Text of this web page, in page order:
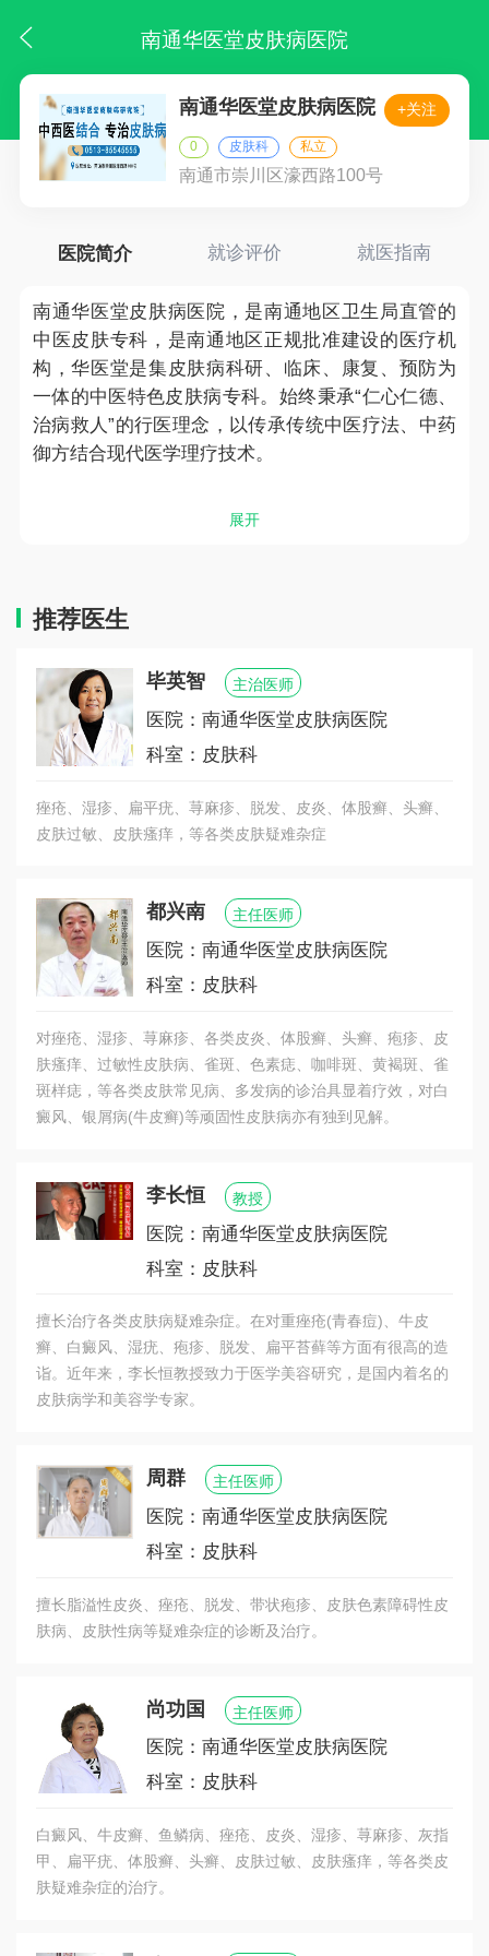
南通华医堂皮肤病医院
南通华医堂皮肤病医院 +关注
0 皮肤科 私立
南通市崇川区濠西路100号
医院简介 就诊评价 就医指南
南通华医堂皮肤病医院，是南通地区卫生局直管的
中医皮肤专科，是南通地区正规批准建设的医疗机
构，华医堂是集皮肤病科研、临床、康复、预防为
一体的中医特色皮肤病专科。始终秉承“仁心仁德、
治病救人”的行医理念，以传承传统中医疗法、中药
御方结合现代医学理疗技术。
近年来，南通医堂皮肤病专科承担着本市一定的皮
汇聚了一批专业皮肤科专家，具备常见性、疑难性
判断一家专科是否有真实力，是否可靠，要看这家
专科是否获得百姓信赖，在医学领域内所处的地
位、所拥有的名声。南通华医堂皮肤病医院至今为
探索，不断确立新的研究方向与临床课题，不断完
院致力于皮肤病诊疗领域，希望能够不断突破、造
福更多皮肤病患者南通华医堂皮肤病医院高度注重
科研创新学术建设，一直研究中西医辩证治疗、内
外兼治的治疗模式。利用传统中医经典汉方，集内
西医激光医学、生物共振、生物检测、分子医学等
先进科技手段，根据不同皮肤疾病发病机理，研发
出数十种疗效突出的特色中西结合疗法，深受广大
展开
推荐医生
毕英智 主治医师
医院：南通华医堂皮肤病医院
科室：皮肤科
痤疮、湿疹、扁平疣、荨麻疹、脱发、皮炎、体股癣、头癣、
皮肤过敏、皮肤瘙痒，等各类皮肤疑难杂症
都兴南 主任医师
医院：南通华医堂皮肤病医院
科室：皮肤科
对痤疮、湿疹、荨麻疹、各类皮炎、体股癣、头癣、疱疹、皮
肤瘙痒、过敏性皮肤病、雀斑、色素痣、咖啡斑、黄褐斑、雀
斑样痣，等各类皮肤常见病、多发病的诊治具显着疗效，对白
癜风、银屑病(牛皮癣)等顽固性皮肤病亦有独到见解。
李长恒 教授
医院：南通华医堂皮肤病医院
科室：皮肤科
擅长治疗各类皮肤病疑难杂症。在对重痤疮(青春痘)、牛皮
癣、白癜风、湿疣、疱疹、脱发、扁平苔藓等方面有很高的造
诣。近年来，李长恒教授致力于医学美容研究，是国内着名的
皮肤病学和美容学专家。
周群 主任医师
医院：南通华医堂皮肤病医院
科室：皮肤科
擅长脂溢性皮炎、痤疮、脱发、带状疱疹、皮肤色素障碍性皮
肤病、皮肤性病等疑难杂症的诊断及治疗。
尚功国 主任医师
医院：南通华医堂皮肤病医院
科室：皮肤科
白癜风、牛皮癣、鱼鳞病、痤疮、皮炎、湿疹、荨麻疹、灰指
甲、扁平疣、体股癣、头癣、皮肤过敏、皮肤瘙痒，等各类皮
肤疑难杂症的治疗。